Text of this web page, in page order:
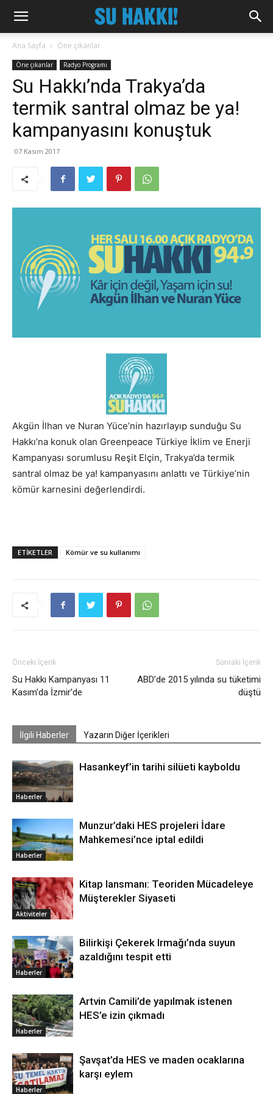
Ana Sayfa Öne çıkanlar
Öne çıkanlar Radyo Programı
Su Hakkı’nda Trakya’da
termik santral olmaz be ya!
kampanyasını konuştuk
07 Kasım 2017
Akgün İlhan ve Nuran Yüce’nin hazırlayıp sunduğu Su
Hakkı’na konuk olan Greenpeace Türkiye İklim ve Enerji
Kampanyası sorumlusu Reşit Elçin, Trakya’da termik
santral olmaz be ya! kampanyasını anlattı ve Türkiye’nin
kömür karnesini değerlendirdi.
ETIKETLER Kömür ve su kullanımı
Önceki İçerik
Su Hakkı Kampanyası 11
Kasım’da İzmir’de
Sonraki İçerik
ABD’de 2015 yılında su tüketimi
düştü
İlgili Haberler Yazarın Diğer İçerikleri
Haberler
Hasankeyf’in tarihi silüeti kayboldu
Haberler
Munzur’daki HES projeleri İdare
Mahkemesi’nce iptal edildi
Aktiviteler
Kitap lansmanı: Teoriden Mücadeleye
Müşterekler Siyaseti
Haberler
Bilirkişi Çekerek Irmağı’nda suyun
azaldığını tespit etti
Haberler
Artvin Camili’de yapılmak istenen
HES’e izin çıkmadı
Haberler
Şavşat’da HES ve maden ocaklarına
karşı eylem